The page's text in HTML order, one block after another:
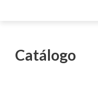
Catálogo